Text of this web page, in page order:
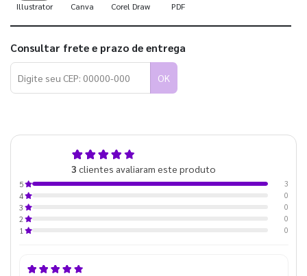
Illustrator Canva Corel Draw PDF
Consultar frete e prazo de entrega
OK
3 clientes avaliaram este produto
5
3
4
0
3
0
2
0
1
0